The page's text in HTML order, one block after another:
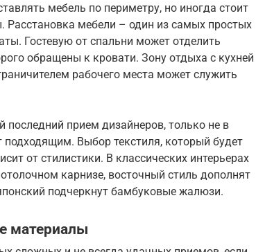
мебель по периметру, но иногда стоит
Расстановка мебели – один из самых простых
Гостевую от спальни может отделить
обращены к кровати. Зону отдыха с кухней
рабочего места может служить
прием дизайнеров, только не в
Выбор текстиля, который будет
от стилистики. В классических интерьерах
карнизе, восточный стиль дополнят
подчеркнут бамбуковые жалюзи.
материалы